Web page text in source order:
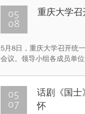
05
08
重庆大学
5月8日，重庆大学召开统
会议。领导小组各成员单位
05
07
话剧《国士
怀